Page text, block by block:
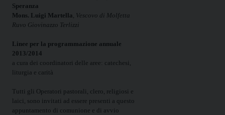
Speranza
Mons. Luigi Martella, Vescovo di Molfetta
Ruvo Giovinazzo Terlizzi
Linee per la programmazione annuale
2013/2014
a cura dei coordinatori delle aree: catechesi,
liturgia e carità
Tutti gli Operatori pastorali, clero, religiosi e
laici, sono invitati ad essere presenti a questo
appuntamento di comunione e di avvio